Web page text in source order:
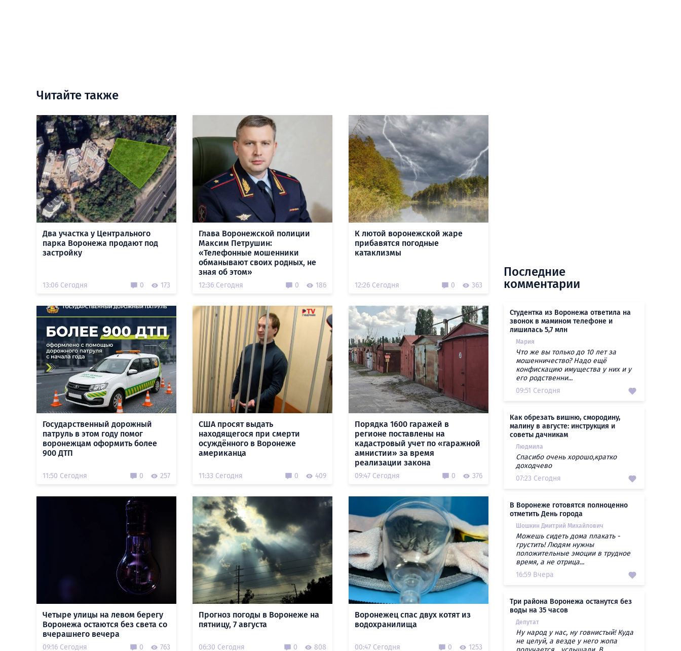
Читайте также
Два участка у Центрального
парка Воронежа продают под
застройку
13:06 Сегодня 0 173
Глава Воронежской полиции
Максим Петрушин:
«Телефонные мошенники
обманывают своих родных, не
зная об этом»
12:36 Сегодня 0 186
К лютой воронежской жаре
прибавятся погодные
катаклизмы
12:26 Сегодня 0 363
Государственный дорожный
патруль в этом году помог
воронежцам оформить более
900 ДТП
11:50 Сегодня 0 257
США просят выдать
находящегося при смерти
осуждённого в Воронеже
американца
11:33 Сегодня 0 409
Порядка 1600 гаражей в
регионе поставлены на
кадастровый учет по «гаражной
амнистии» за время
реализации закона
09:47 Сегодня 0 376
Четыре улицы на левом берегу
Воронежа остаются без света со
вчерашнего вечера
09:16 Сегодня 0 763
Прогноз погоды в Воронеже на
пятницу, 7 августа
06:30 Сегодня 0 808
Воронежец спас двух котят из
водохранилища
00:47 Сегодня 0 1253
Последние
комментарии
Студентка из Воронежа ответила на
звонок в мамином телефоне и
лишилась 5,7 млн
Мария
Что же вы только до 10 лет за
мошенничество? Надо ещё
конфискацию имущества у них и у
его родственни...
09:51 Сегодня
Как обрезать вишню, смородину,
малину в августе: инструкция и
советы дачникам
Людмила
Спасибо очень хорошо,кратко
доходчево
07:23 Сегодня
В Воронеже готовятся полноценно
отметить День города
Шошкин Дмитрий Михайлович
Можешь сидеть дома плакать -
грустить! Людям нужны
положительные эмоции в трудное
время, а не отрица...
16:59 Вчера
Три района Воронежа останутся без
воды на 35 часов
Депутат
Ну народ у нас, ну говнистый! Куда
не целуй, а везде у него жопа